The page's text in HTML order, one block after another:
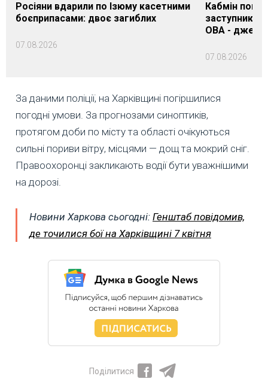
Росіяни вдарили по Ізюму касетними
боєприпасами: двоє загиблих
07.08.2026
Кабмін
заступника
ОВА -
07.08.2026
За даними поліції, на Харківщині погіршилися
погодні умови. За прогнозами синоптиків,
протягом доби по місту та області очікуються
сильні пориви вітру, місцями — дощ та мокрий сніг.
Правоохоронці закликають водії бути уважнішими
на дорозі.
Новини Харкова сьогодні: Генштаб повідомив,
де точилися бої на Харківщині 7 квітня
Поділитися